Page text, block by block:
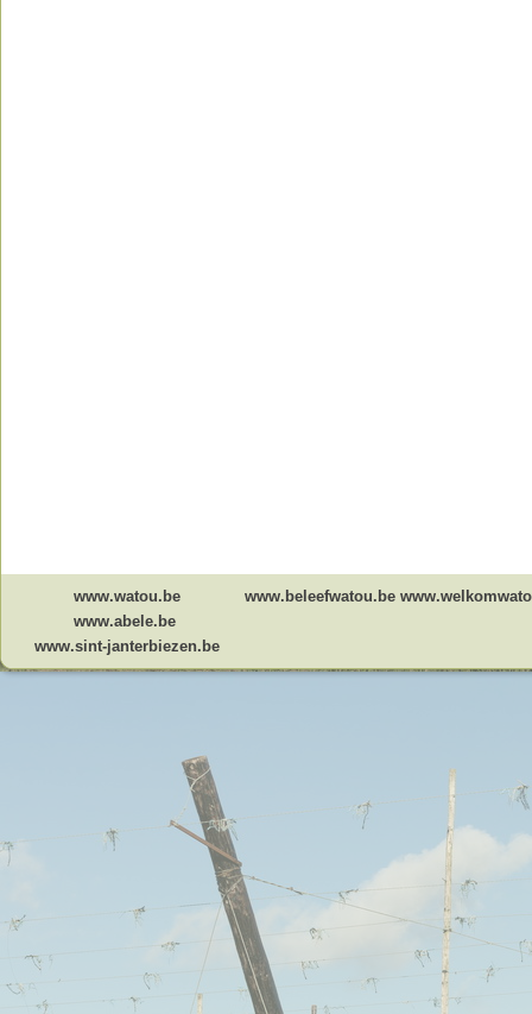
www.watou.be
www.abele.be
www.sint-janterbiezen.be
www.beleefwatou.be